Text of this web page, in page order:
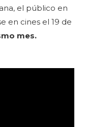
el público en
en cines el 19 de
mes.